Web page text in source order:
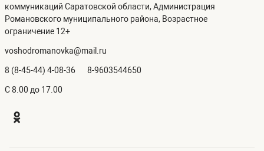
коммуникаций Саратовской области, Администрация
Романовского муниципального района, Возрастное
ограничение 12+
voshodromanovka@mail.ru
8 (8-45-44) 4-08-36 8-9603544650
C 8.00 до 17.00